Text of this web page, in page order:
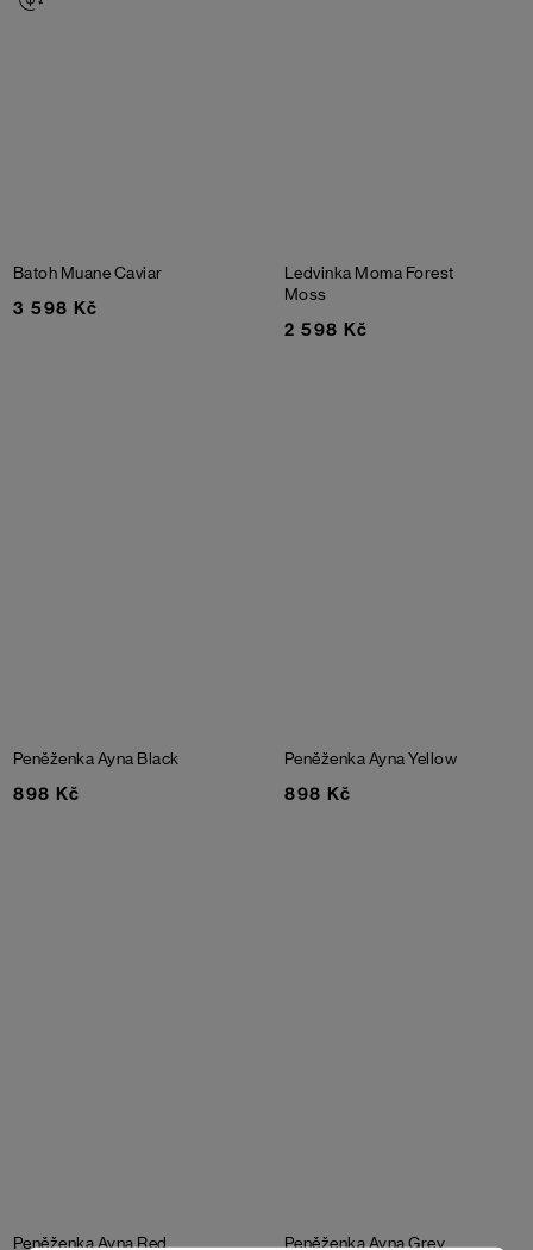
Batoh MuaneCaviar
3 598 Kč
Ledvinka Moma Forest
Moss
2 598 Kč
Peněženka Ayna Black
898 Kč
Peněženka AynaYellow
898 Kč
Peněženka AynaRed Peněženka AynaGrey